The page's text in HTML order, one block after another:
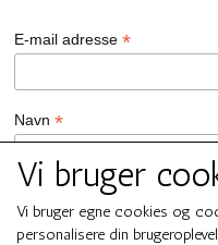
Vi bruger
Vi bruger egne cookies og
personalisere din
E-mail adresse*
Navn*
GDPR Persondata/
Ja tak, jeg vil gerne